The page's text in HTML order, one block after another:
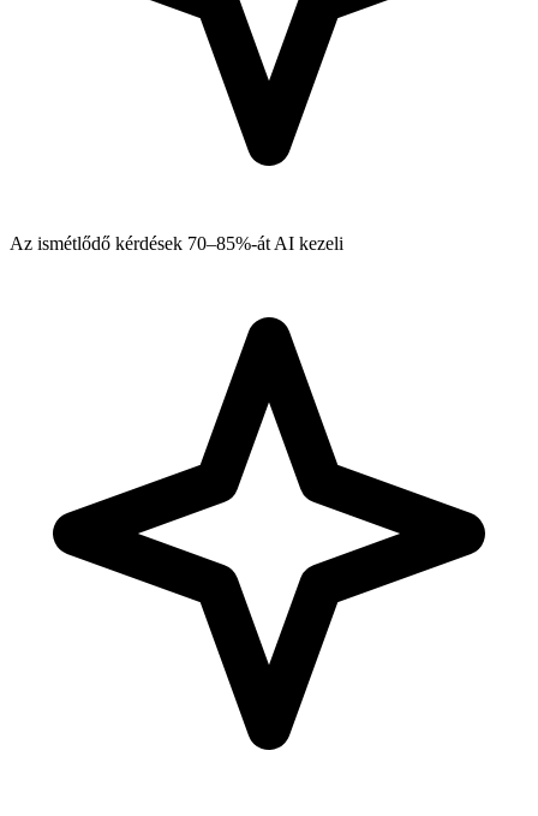
Az ismétlődő kérdések 70–85%-át AI kezeli